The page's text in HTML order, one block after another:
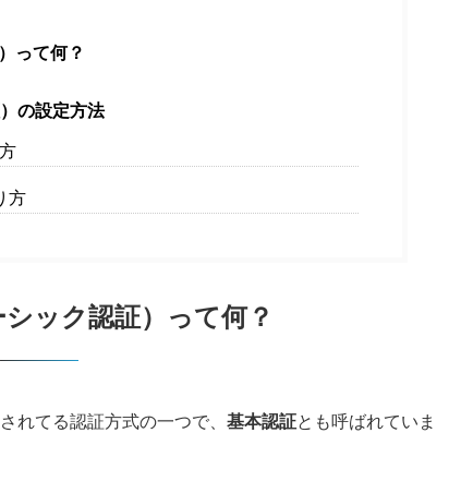
って何？
の設定方法
方
ック認証）って何？
れてる認証方式の一つで、 基本認証とも呼ばれていま